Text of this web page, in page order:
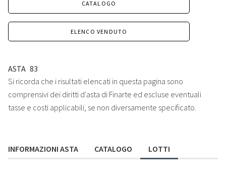
CATALOGO
ELENCO VENDUTO
ASTA 83
Si ricorda che i risultati elencati in questa pagina sono
comprensivi dei diritti d'asta di Finarte ed escluse eventuali
tasse e costi applicabili, se non diversamente specificato.
INFORMAZIONI ASTA CATALOGO LOTTI